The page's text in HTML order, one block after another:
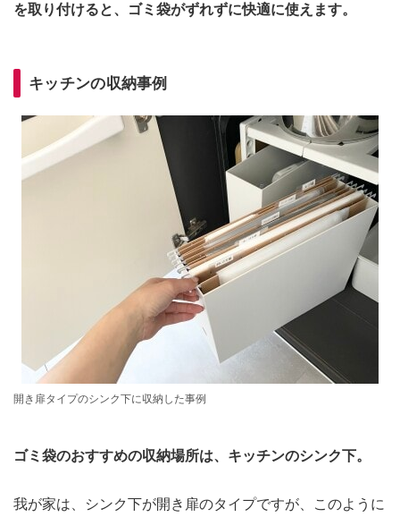
を取り付けると、ゴミ袋がずれずに快適に使えます。
キッチンの収納事例
開き扉タイプのシンク下に収納した事例
ゴミ袋のおすすめの収納場所は、キッチンのシンク下。
我が家は、シンク下が開き扉のタイプですが、このように